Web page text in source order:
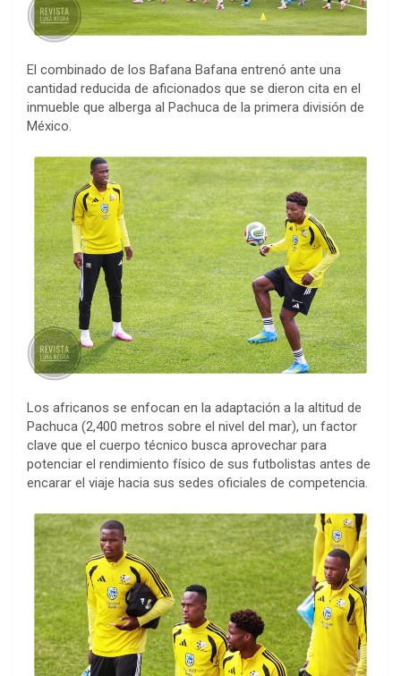
El combinado de los Bafana Bafana entrenó ante una
cantidad reducida de aficionados que se dieron cita en el
inmueble que alberga al Pachuca de la primera división de
México.
Los africanos se enfocan en la adaptación a la altitud de
Pachuca (2,400 metros sobre el nivel del mar), un factor
clave que el cuerpo técnico busca aprovechar para
potenciar el rendimiento físico de sus futbolistas antes de
encarar el viaje hacia sus sedes oficiales de competencia.